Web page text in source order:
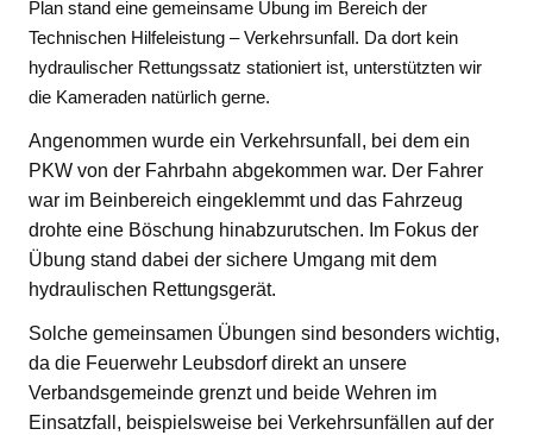
Plan stand eine gemeinsame Übung im Bereich der
Technischen Hilfeleistung – Verkehrsunfall. Da dort kein
hydraulischer Rettungssatz stationiert ist, unterstützten wir
die Kameraden natürlich gerne.
Angenommen wurde ein Verkehrsunfall, bei dem ein
PKW von der Fahrbahn abgekommen war. Der Fahrer
war im Beinbereich eingeklemmt und das Fahrzeug
drohte eine Böschung hinabzurutschen. Im Fokus der
Übung stand dabei der sichere Umgang mit dem
hydraulischen Rettungsgerät.
Solche gemeinsamen Übungen sind besonders wichtig,
da die Feuerwehr Leubsdorf direkt an unsere
Verbandsgemeinde grenzt und beide Wehren im
Einsatzfall, beispielsweise bei Verkehrsunfällen auf der